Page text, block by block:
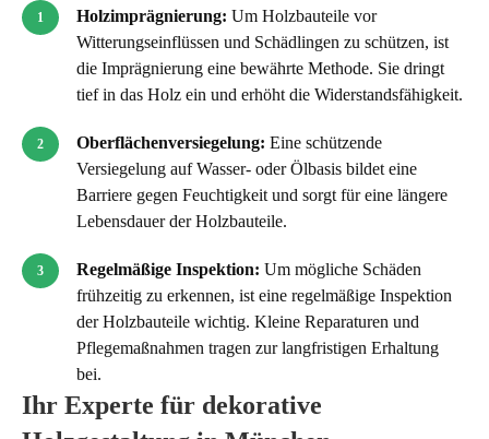
Holzimprägnierung: Um Holzbauteile vor
Witterungseinflüssen und Schädlingen zu schützen, ist
die Imprägnierung eine bewährte Methode. Sie dringt
tief in das Holz ein und erhöht die Widerstandsfähigkeit.
Oberflächenversiegelung: Eine schützende
Versiegelung auf Wasser- oder Ölbasis bildet eine
Barriere gegen Feuchtigkeit und sorgt für eine längere
Lebensdauer der Holzbauteile.
Regelmäßige Inspektion: Um mögliche Schäden
frühzeitig zu erkennen, ist eine regelmäßige Inspektion
der Holzbauteile wichtig. Kleine Reparaturen und
Pflegemaßnahmen tragen zur langfristigen Erhaltung
bei.
Ihr Experte für dekorative